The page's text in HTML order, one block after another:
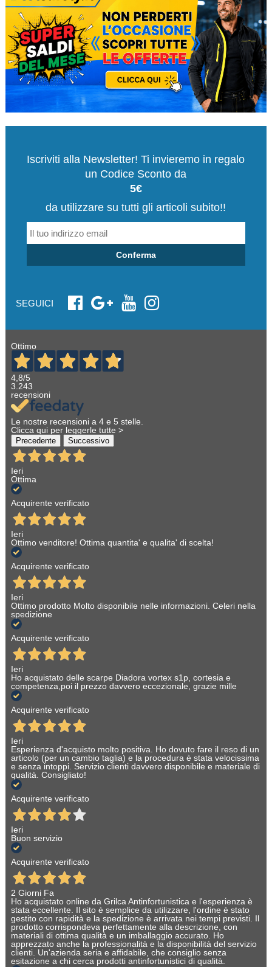
Iscriviti alla Newsletter! Ti invieremo in regalo
un Codice Sconto da
5€
da utilizzare su tutti gli articoli subito!!
Conferma
SEGUICI
Ottimo
4,8/5
3.243
recensioni
Le nostre recensioni a 4 e 5 stelle.
Clicca qui per leggerle tutte >
Precedente Successivo
Ieri
Ottima
Acquirente verificato
Ieri
Ottimo venditore! Ottima quantita' e qualita' di scelta!
Acquirente verificato
Ieri
Ottimo prodotto Molto disponibile nelle informazioni. Celeri nella
spedizione
Acquirente verificato
Ieri
Ho acquistato delle scarpe Diadora vortex s1p, cortesia e
competenza,poi il prezzo davvero eccezionale, grazie mille
Acquirente verificato
Ieri
Esperienza d'acquisto molto positiva. Ho dovuto fare il reso di un
articolo (per un cambio taglia) e la procedura è stata velocissima
e senza intoppi. Servizio clienti davvero disponibile e materiale di
qualità. Consigliato!
Acquirente verificato
Ieri
Buon servizio
Acquirente verificato
2 Giorni Fa
Ho acquistato online da Grilca Antinfortunistica e l'esperienza è
stata eccellente. Il sito è semplice da utilizzare, l'ordine è stato
gestito con rapidità e la spedizione è arrivata nei tempi previsti. Il
prodotto corrispondeva perfettamente alla descrizione, con
materiali di ottima qualità e un imballaggio accurato. Ho
apprezzato anche la professionalità e la disponibilità del servizio
clienti. Un'azienda seria e affidabile, che consiglio senza
esitazione a chi cerca prodotti antinfortunistici di qualità.